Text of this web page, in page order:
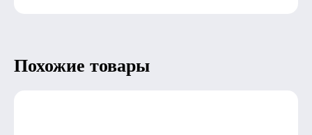
Похожие товары